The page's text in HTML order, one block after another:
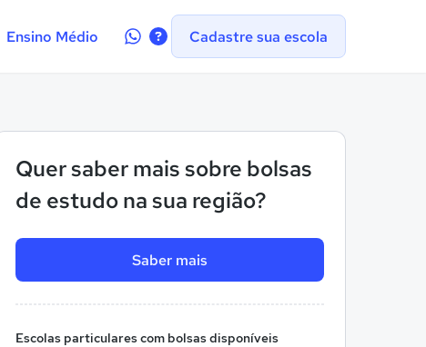
Ensino Médio
Contate-Cadastre sua escola
Quer saber mais sobre bolsas
de estudo na sua região?
Saber mais
Escolas particulares com bolsas disponíveis